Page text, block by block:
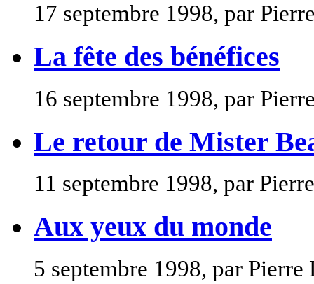
17 septembre 1998, par
La fête des bénéfices
16 septembre 1998, par
Le retour de Mister
11 septembre 1998, par
Aux yeux du monde
5 septembre 1998, par Pierre